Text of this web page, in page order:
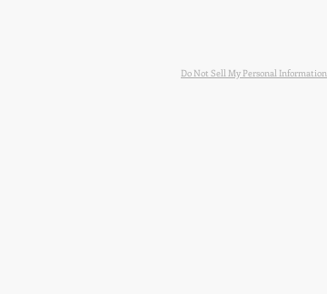
Do Not Sell My Personal Information